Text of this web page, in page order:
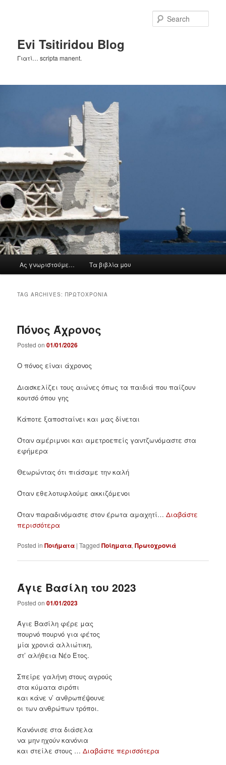
Evi Tsitiridou Blog
Γιατί… scripta manent.
Ας γνωριστούμε… Τα βιβλία μου
TAG ARCHIVES:ΠΡΩΤΟΧΡΟΝΙΆ
Πόνος Άχρονος
Posted on01/01/2026
Ο πόνος είναι άχρονος
Διασκελίζει τους αιώνες όπως τα παιδιά που παίζουν
κουτσό όπου γης
Κάποτε ξαποσταίνει και μας δίνεται
Όταν αμέριμνοι και αμετροεπείς γαντζωνόμαστε στα
εφήμερα
Θεωρώντας ότι πιάσαμε την καλή
Όταν εθελοτυφλούμε ακκιζόμενοι
Όταν παραδινόμαστε στον έρωτα αμαχητί…Διαβάστε
περισσότερα
Posted in Ποιήματα |Tagged Ποίηματα,Πρωτοχρονιά
Άγιε Βασίλη του 2023
Posted on01/01/2023
Άγιε Βασίλη φέρε μας
πουρνό πουρνό για φέτος
μία χρονιά αλλιώτικη,
στ’ αλήθεια Νέο Έτος.
Σπείρε γαλήνη στους αγρούς
στα κύματα σιρόπι
και κάνε ν’ ανθρωπέψουνε
οι των ανθρώπων τρόποι.
Κανόνισε στα διάσελα
να μην ηχούν κανόνια
και στείλε στους …Διαβάστε περισσότερα